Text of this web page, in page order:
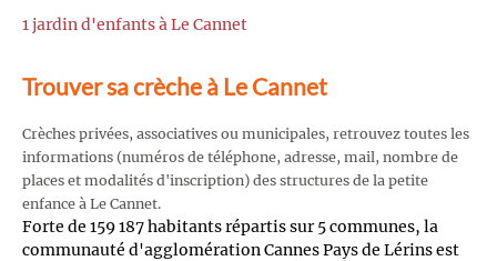
1 jardin d'enfants à Le Cannet
Trouver sa crèche à Le Cannet
Crèches privées, associatives ou municipales, retrouvez toutes les
informations (numéros de téléphone, adresse, mail, nombre de
places et modalités d'inscription) des structures de la petite
enfance à Le Cannet.
Forte de 159 187 habitants répartis sur 5 communes, la
communauté d'agglomération Cannes Pays de Lérins est